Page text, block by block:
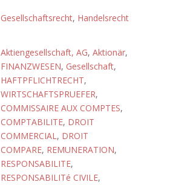
Gesellschaftsrecht, Handelsrecht
Aktiengesellschaft, AG, Aktionär,
FINANZWESEN, Gesellschaft,
HAFTPFLICHTRECHT,
WIRTSCHAFTSPRUEFER,
COMMISSAIRE AUX COMPTES,
COMPTABILITE, DROIT
COMMERCIAL, DROIT
COMPARE, REMUNERATION,
RESPONSABILITE,
RESPONSABILITé CIVILE,